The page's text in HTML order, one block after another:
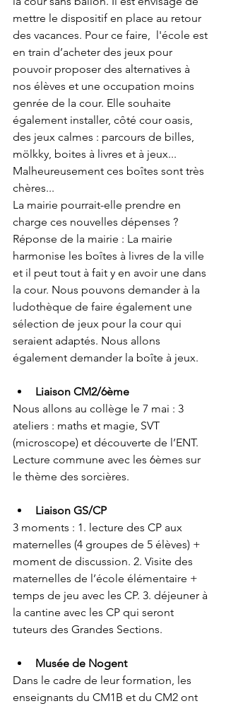
mettre le dispositif en place au retour
des vacances. Pour ce faire,  l'école est
en train d’acheter des jeux pour
pouvoir proposer des alternatives à
nos élèves et une occupation moins
genrée de la cour. Elle souhaite
également installer, côté cour oasis,
des jeux calmes : parcours de billes,
mölkky, boites à livres et à jeux...
Malheureusement ces boîtes sont très
chères...
La mairie pourrait-elle prendre en
charge ces nouvelles dépenses ?
Réponse de la mairie : La mairie
harmonise les boîtes à livres de la ville
et il peut tout à fait y en avoir une dans
la cour. Nous pouvons demander à la
ludothèque de faire également une
sélection de jeux pour la cour qui
seraient adaptés. Nous allons
également demander la boîte à jeux.
Liaison CM2/6ème
Nous allons au collège le 7 mai : 3
ateliers : maths et magie, SVT
(microscope) et découverte de l’ENT.
Lecture commune avec les 6èmes sur
le thème des sorcières.
Liaison GS/CP
3 moments : 1. lecture des CP aux
maternelles (4 groupes de 5 élèves) +
moment de discussion. 2. Visite des
maternelles de l’école élémentaire +
temps de jeu avec les CP. 3. déjeuner à
la cantine avec les CP qui seront
tuteurs des Grandes Sections.
Musée de Nogent
Dans le cadre de leur formation, les
enseignants du CM1B et du CM2 ont